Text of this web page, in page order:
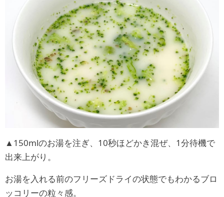
▲150mlのお湯を注ぎ、10秒ほどかき混ぜ、1分待機で
出来上がり。
お湯を入れる前のフリーズドライの状態でもわかるブロ
ッコリーの粒々感。